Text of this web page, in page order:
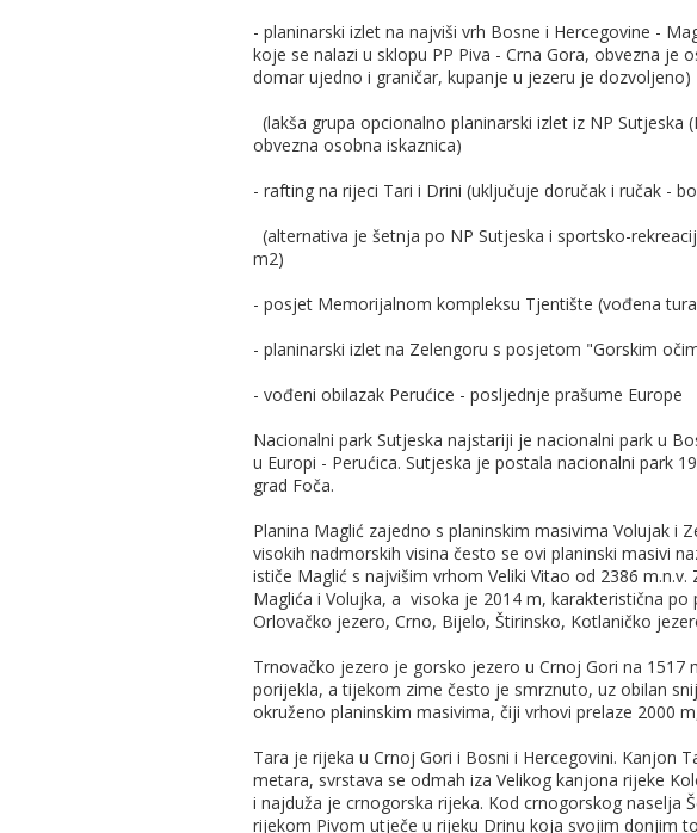
- planinarski izlet na najviši vrh Bosne i Hercegovine -
koje se nalazi u sklopu PP Piva - Crna Gora, obvezna je
domar ujedno i graničar, kupanje u jezeru je dozvoljeno)
(lakša grupa opcionalno planinarski izlet iz NP
obvezna osobna iskaznica)
- rafting na rijeci Tari i Drini (uključuje doručak i ručak -
(alternativa je šetnja po NP Sutjeska i sportsko-
m2)
- posjet Memorijalnom kompleksu Tjentište (vođena
- planinarski izlet na Zelengoru s posjetom "Gorskim
- vođeni obilazak Perućice - posljednje prašume Europe
Nacionalni park Sutjeska najstariji je nacionalni park u
u Europi - Perućica. Sutjeska je postala nacionalni park
grad Foča.
Planina Maglić zajedno s planinskim masivima Volujak i
visokih nadmorskih visina često se ovi planinski masivi
ističe Maglić s najvišim vrhom Veliki Vitao od 2386
Maglića i Volujka, a visoka je 2014 m, karakteristična
Orlovačko jezero, Crno, Bijelo, Štirinsko, Kotlaničko
Trnovačko jezero je gorsko jezero u Crnoj Gori na 1517
porijekla, a tijekom zime često je smrznuto, uz obilan
okruženo planinskim masivima, čiji vrhovi prelaze 2000
Tara je rijeka u Crnoj Gori i Bosni i Hercegovini. Kanjon
metara, svrstava se odmah iza Velikog kanjona rijeke
i najduža je crnogorska rijeka. Kod crnogorskog naselja
rijekom Pivom utječe u rijeku Drinu koja svojim donjim